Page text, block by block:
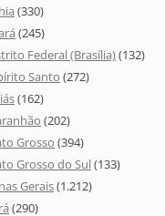
(330)
(245)
Federal (Brasília)(132)
Santo (272)
(162)
(202)
Grosso (394)
Grosso do Sul(133)
Gerais(1.212)
(290)